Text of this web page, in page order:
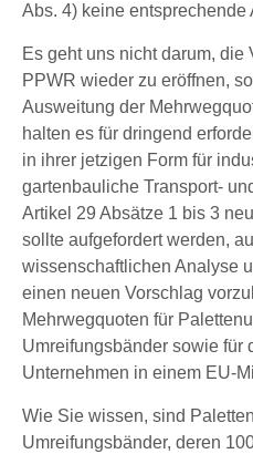
Abs. 4) keine entsprechende
Es geht uns nicht darum, die
PPWR wieder zu eröffnen,
Ausweitung der
halten es für dringend
in ihrer jetzigen Form für
gartenbauliche Transport-
Artikel 29 Absätze 1 bis 3
sollte aufgefordert werden,
wissenschaftlichen Analyse
einen neuen Vorschlag
Mehrwegquoten für
Umreifungsbänder sowie für
Unternehmen in einem EU-
Wie Sie wissen, sind
Umreifungsbänder, deren